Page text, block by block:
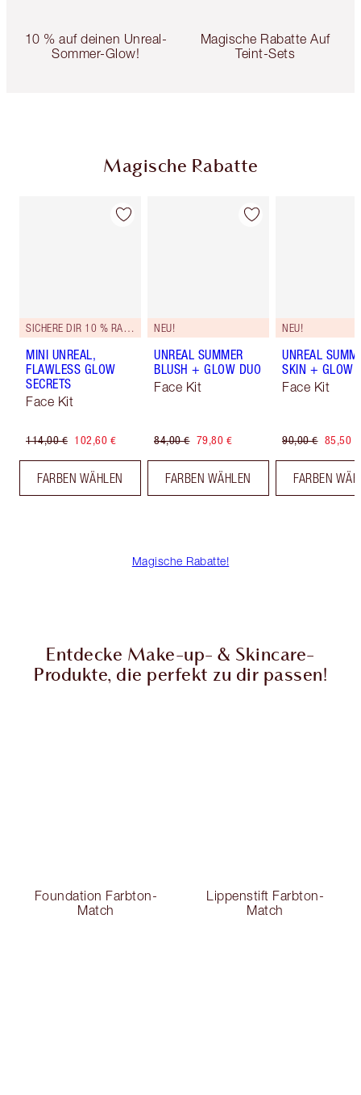
10 % auf deinen Unreal-
Sommer-Glow!
Magische Rabatte Auf
Teint-Sets
Magische Rabatte
SICHERE DIR 10 % RABATT*
MINI UNREAL,
FLAWLESS GLOW
SECRETS
Face Kit
114,00 € 102,60 €
FARBEN WÄHLEN
NEU!
UNREAL SUMMER
BLUSH + GLOW DUO
Face Kit
84,00 € 79,80 €
FARBEN WÄHLEN
NEU!
UNREAL
SKIN + GLOW
Face Kit
90,00 € 85,50 €
FARBEN
Magische Rabatte!
Entdecke Make-up- & Skincare-
Produkte, die perfekt zu dir passen!
Foundation Farbton-
Match
Lippenstift Farbton-
Match